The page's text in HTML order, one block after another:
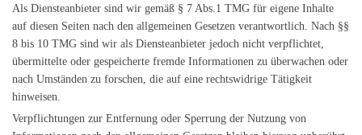
Als Diensteanbieter sind wir gemäß § 7 Abs.1 TMG für eigene Inhalte
auf diesen Seiten nach den allgemeinen Gesetzen verantwortlich. Nach §§
8 bis 10 TMG sind wir als Diensteanbieter jedoch nicht verpflichtet,
übermittelte oder gespeicherte fremde Informationen zu überwachen oder
nach Umständen zu forschen, die auf eine rechtswidrige Tätigkeit
hinweisen.
Verpflichtungen zur Entfernung oder Sperrung der Nutzung von